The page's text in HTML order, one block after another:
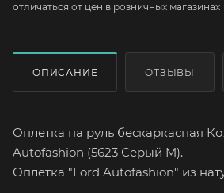
отличаться от цен в розничных магазинах
ОПИСАНИЕ ОТЗЫВЫ
Оплетка на руль бескаркасная
Autofashion (5623 Серый M).
Оплётка "Lord Autofashion" из